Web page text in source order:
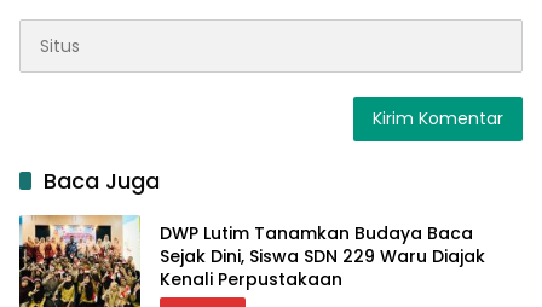
Baca Juga
DWP Lutim Tanamkan Budaya Baca
Sejak Dini, Siswa SDN 229 Waru Diajak
Kenali Perpustakaan